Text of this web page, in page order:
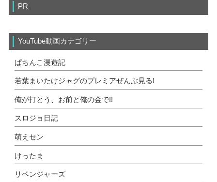
PR
YouTube動画カテゴリー
ぱちんこ漫遊記
若葉まいたけジャグのプレミアぜんぶ見る!
俺が打とう、お前と俺の金で!!
スロジョ日記
萌えセン
けったま
リベンジャーズ